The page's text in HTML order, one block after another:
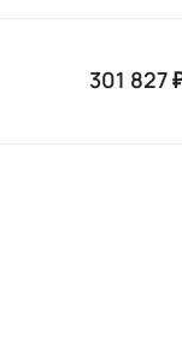
301 827